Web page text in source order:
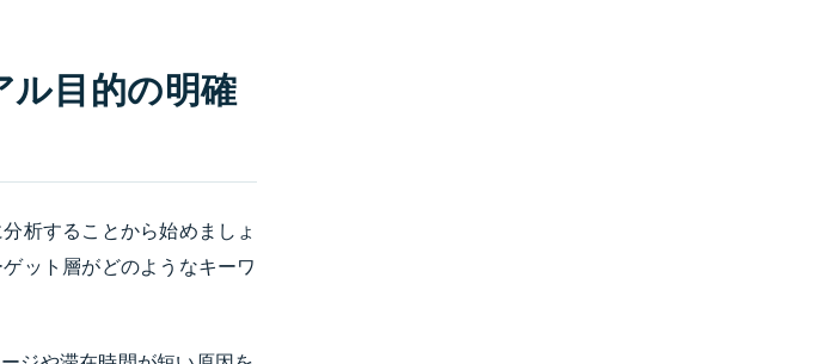
ル目的の明確
析することから始めましょ
ット層がどのようなキーワ